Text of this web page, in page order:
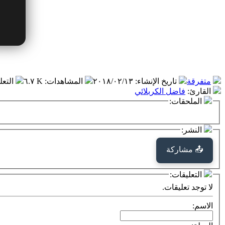
متفرقة تاريخ الإنشاء: ٢٠١٨/٠٢/١٣ المشاهدات: ٦.٧ K
القارئ: فاضل الكربلائي
الملحقات:
النشر:
📤 مشاركة
التعليقات:
لا توجد تعليقات.
الاسم: